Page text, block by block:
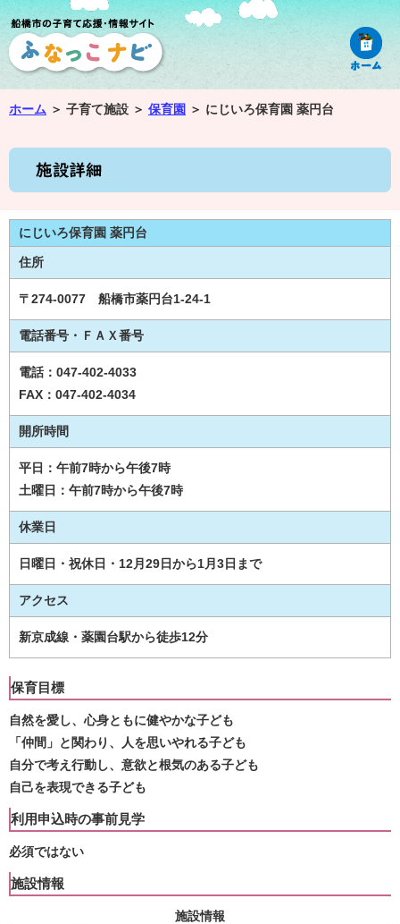
ホーム ＞ 子育て施設 ＞ 保育園 ＞ にじいろ保育園 薬円台
にじいろ保育園 薬円台
住所
〒274-0077 船橋市薬円台1-24-1
電話番号・ＦＡＸ番号
電話：047-402-4033
FAX：047-402-4034
開所時間
平日：午前7時から午後7時
土曜日：午前7時から午後7時
休業日
日曜日・祝休日・12月29日から1月3日まで
アクセス
新京成線・薬園台駅から徒歩12分
保育目標
自然を愛し、心身ともに健やかな子ども
「仲間」と関わり、人を思いやれる子ども
自分で考え行動し、意欲と根気のある子ども
自己を表現できる子ども
利用申込時の事前見学
必須ではない
施設情報
施設情報